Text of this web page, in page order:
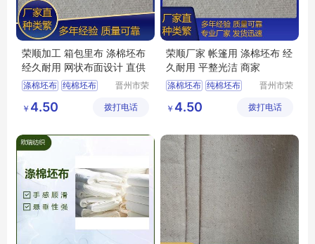
荣顺加工 箱包里布 涤棉坯布
经久耐用 网状布面设计 直供
涤棉坯布 纯棉坯布
涤棉起绒布
平纹坯布
晋州市荣
限公司
￥ 4.50 拨打电话
荣顺厂家 帐篷用 涤棉坯布 经
久耐用 平整光洁 商家
涤棉坯布 纯棉坯布
涤棉起绒布
平纹坯布
晋州市荣
限公司
￥ 4.50 拨打电话